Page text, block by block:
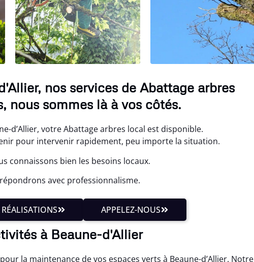
nos services de Abattage arbres
nous sommes là à vos côtés.
d’Allier, votre Abattage arbres local est disponible.
pour intervenir rapidement, peu importe la situation.
connaissons bien les besoins locaux.
avec professionnalisme.
APPELEZ-NOUS
à Beaune-d'Allier
la maintenance de vos espaces verts à Beaune-d’Allier. Notre